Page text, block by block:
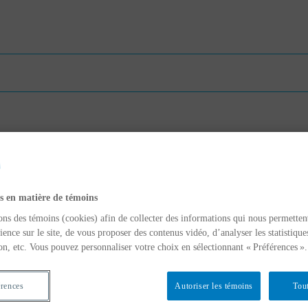
en matière de témoins
des témoins (cookies) afin de collecter des informations qui nous
sur le site, de vous proposer des contenus vidéo, d’analyser les
etc. Vous pouvez personnaliser votre choix en sélectionnant « Préférences ».
Autoriser les témoins